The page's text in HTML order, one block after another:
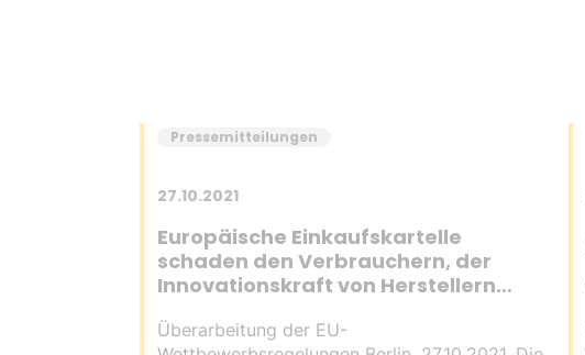
Pressemitteilungen
27.10.2021
Europäische Einkaufskartelle
schaden den Verbrauchern, der
Innovationskraft von Herstellern
Überarbeitung der EU-